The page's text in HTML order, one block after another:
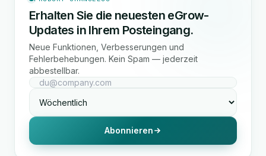
Erhalten Sie die neuesten eGrow-
Updates in Ihrem Posteingang.
Neue Funktionen, Verbesserungen und
Fehlerbehebungen. Kein Spam — jederzeit
abbestellbar.
Abonnieren